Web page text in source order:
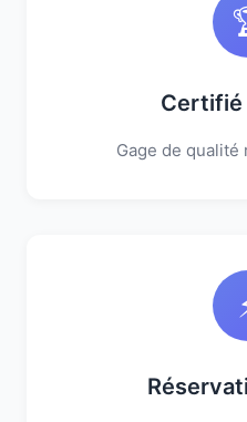
Certifié
Gage de qualité